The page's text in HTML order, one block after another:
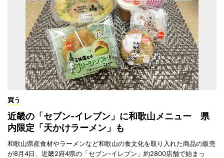
買う
近畿の「セブン-イレブン」に和歌山メニュー 県
内限定「天かけラーメン」も
和歌山県産食材やラーメンなど和歌山の食文化を取り入れた商品の販売
が8月4日、近畿2府4県の「セブン-イレブン」約2800店舗で始まっ